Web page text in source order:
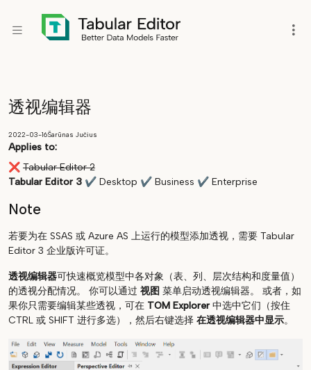
透视编辑器
2022-03-16Šarūnas Jučius
Applies to:
❌ Tabular Editor 2
Tabular Editor 3 ✔ Desktop ✔ Business ✔ Enterprise
Note
若要为在 SSAS 或 Azure AS 上运行的模型添加透视，需要 Tabular
Editor 3 企业版许可证。
透视编辑器可快速概览模型中各对象（表、列、层次结构和度量值）
的透视分配情况。 你可以通过 视图 菜单启动透视编辑器。 或者，如
果你只需要编辑某些透视，可在 TOM Explorer中选中它们（按住
CTRL 或 SHIFT 进行多选），然后右键选择 在透视编辑器中显示。